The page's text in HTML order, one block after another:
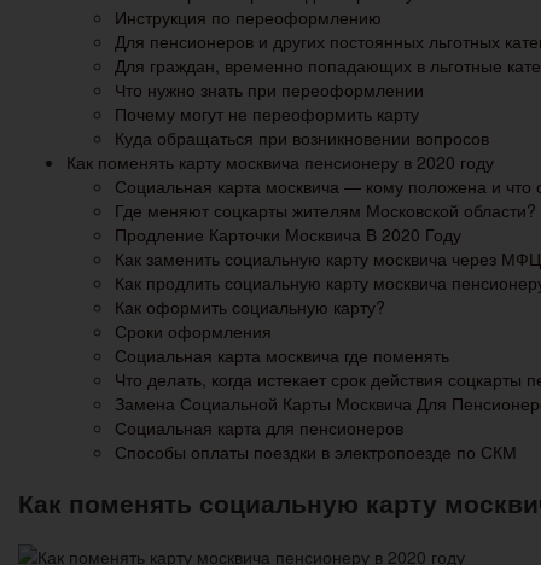
Инструкция по переоформлению
Для пенсионеров и других постоянных льготных
Для граждан, временно попадающих в льготные
Что нужно знать при переоформлении
Почему могут не переоформить карту
Куда обращаться при возникновении вопросов
Как поменять карту москвича пенсионеру в 2020 году
Социальная карта москвича — кому положена и что
Где меняют соцкарты жителям Московской области?
Продление Карточки Москвича В 2020 Году
Как заменить социальную карту москвича через
Как продлить социальную карту москвича
Как оформить социальную карту?
Сроки оформления
Социальная карта москвича где поменять
Что делать, когда истекает срок действия соцкарты
Замена Социальной Карты Москвича Для
Социальная карта для пенсионеров
Способы оплаты поездки в электропоезде по СКМ
Как поменять социальную карту